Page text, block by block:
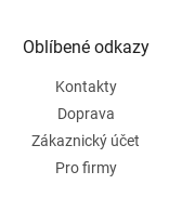
Oblíbené odkazy
Kontakty
Doprava
Zákaznický účet
Pro firmy